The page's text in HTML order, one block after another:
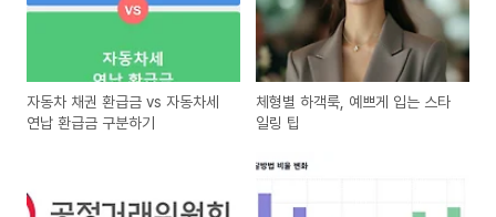
자동차 채권 환급금 vs 자동차세
연납 환급금 구분하기
체형별 하객룩, 예쁘게 입는 스타
일링 팁